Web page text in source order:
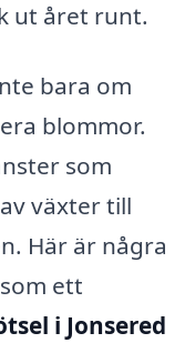
ut året runt.
bara om
blommor.
som
växter till
Här är några
ett
i Jonsered